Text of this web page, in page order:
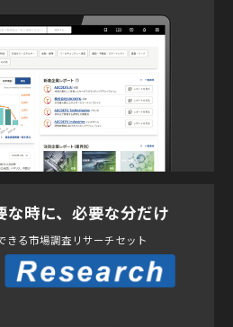
時に、必要な分だけ
きる市場調査リサーチセット